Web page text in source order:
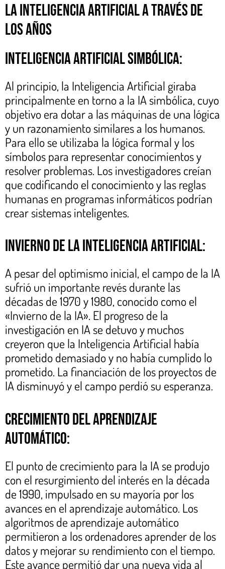
La Inteligencia Artificial a través de
los años
Inteligencia Artificial simbólica:
Al principio, la Inteligencia Artificial giraba
principalmente en torno a la IA simbólica, cuyo
objetivo era dotar a las máquinas de una lógica
y un razonamiento similares a los humanos.
Para ello se utilizaba la lógica formal y los
símbolos para representar conocimientos y
resolver problemas. Los investigadores creían
que codificando el conocimiento y las reglas
humanas en programas informáticos podrían
crear sistemas inteligentes.
Invierno de la Inteligencia Artificial:
A pesar del optimismo inicial, el campo de la IA
sufrió un importante revés durante las
décadas de 1970 y 1980, conocido como el
«Invierno de la IA». El progreso de la
investigación en IA se detuvo y muchos
creyeron que la Inteligencia Artificial había
prometido demasiado y no había cumplido lo
prometido. La financiación de los proyectos de
IA disminuyó y el campo perdió su esperanza.
Crecimiento del aprendizaje
automático:
El punto de crecimiento para la IA se produjo
con el resurgimiento del interés en la década
de 1990, impulsado en su mayoría por los
avances en el aprendizaje automático. Los
algoritmos de aprendizaje automático
permitieron a los ordenadores aprender de los
datos y mejorar su rendimiento con el tiempo.
Este avance permitió dar una nueva vida al